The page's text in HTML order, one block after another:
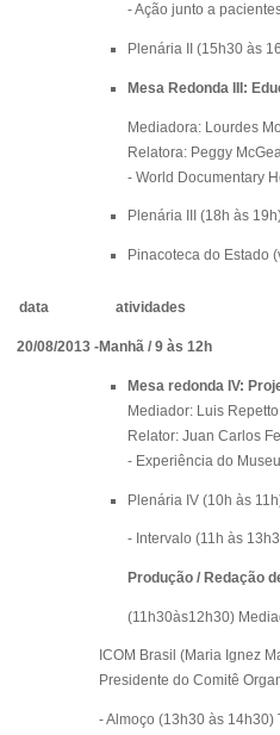
- Ação junto a
Plenária II (15h30 às
Mesa Redonda III:
Mediadora: Lourdes
Relatora: Peggy
- World Documentary
Plenária III (18h às
Pinacoteca do Estado
data atividades
20/08/2013 -Manhã / 9 às 12h
Mesa redonda IV:
Mediador: Luis
Relator: Juan Carlos
- Experiência do
Plenária IV (10h às
- Intervalo (11h às
Produção / Redação
(11h30às12h30)
ICOM Brasil (Maria Ignez
Presidente do Comitê
- Almoço (13h30 às 14h30)